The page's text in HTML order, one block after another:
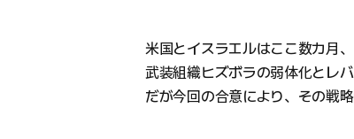
米国とイスラエルはここ数カ月、
武装組織ヒズボラの弱体化とレ
だが今回の合意により、その戦